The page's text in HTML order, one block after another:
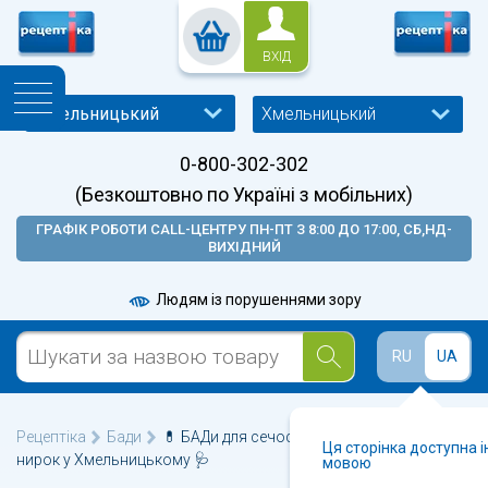
ВХІД
Хмельницький
0-800-302-302
(Безкоштовно по Україні з мобільних)
ГРАФІК РОБОТИ CALL-ЦЕНТРУ ПН-ПТ З 8:00 ДО 17:00, СБ,НД-
ВИХІДНИЙ
Людям із порушеннями зору
RU UA
Ця сторінка доступна
мовою
Рецептіка Бади
💊 БАДи для сечостатевої системи та
нирок у Хмельницькому 🩺